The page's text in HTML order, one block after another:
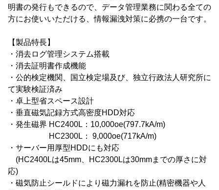
明書の発行もできるので、データ管理業務に関わる全ての
方にお使いいただける、情報漏洩対策に必携の一台です。
【製品特長】
・消去ログ管理システム搭載
・消去証明書作成機能
・公的検定機関、国立検定場及び、独立行政法人研究所に
て実験検証済み
・卓上型省スペース設計
・垂直磁気記録方式高密度HDD対応
・発生磁界 HC2400L：10,000oe(797.7kA/m)
HC2300L： 9,000oe(717kA/m)
・サーバー用厚型HDDにも対応
(HC2400Lは45mm、HC2300Lは30mmまでの厚さに対
応)
・磁気防止シールドにより磁力漏れを防止(精密機器や人